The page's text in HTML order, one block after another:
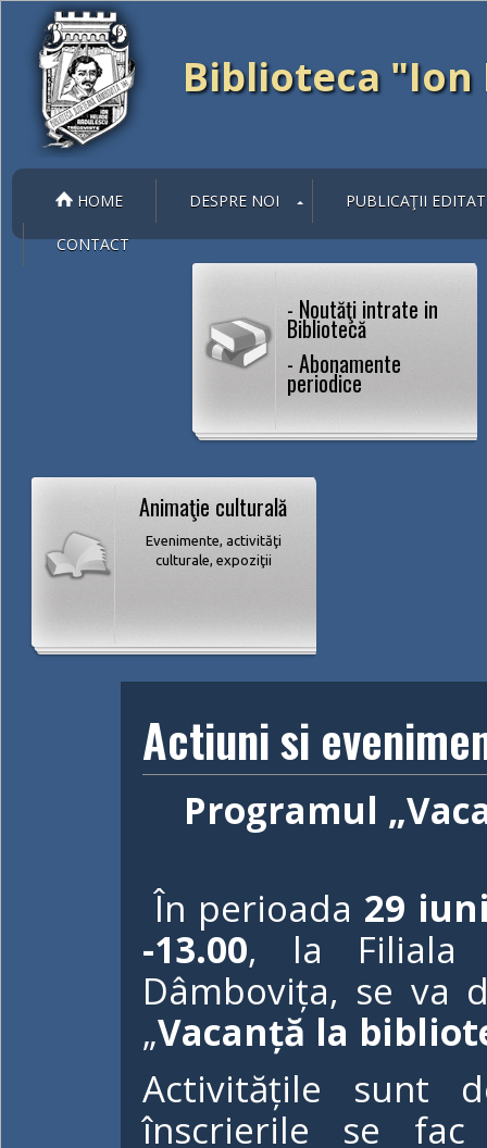
Biblioteca "Ion
HOME DESPRE NOI PUBLICAŢII
CONTACT
- Noutăţi intrate in
Bibliotecă
- Abonamente
periodice
Animaţie culturală
Evenimente, activităţi
culturale, expoziţii
Actiuni si
Programul
În perioada 29
-13.00, la Filiala
Dâmbovița, se va
„Vacanță la
Activitățile sunt
înscrierile se